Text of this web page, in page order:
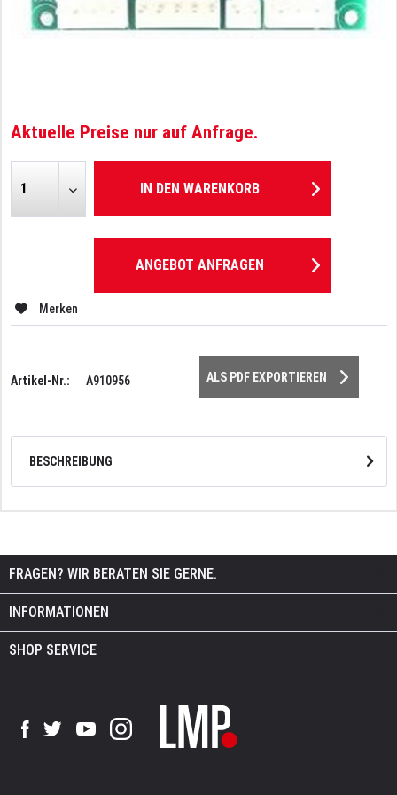
Aktuelle Preise nur auf Anfrage.
IN DEN WARENKORB
ANGEBOT ANFRAGEN
Merken
Artikel-Nr.: A910956 ALS PDF EXPORTIEREN
BESCHREIBUNG
FRAGEN? WIR BERATEN SIE GERNE.
INFORMATIONEN
SHOP SERVICE